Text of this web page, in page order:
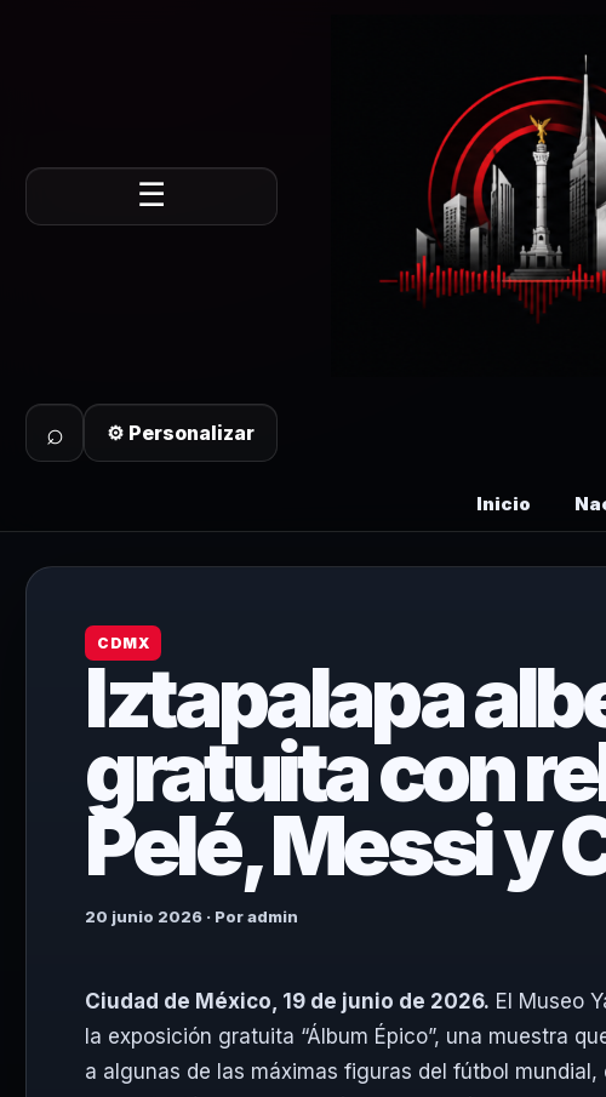
☰
⌕ ⚙ Personalizar
Inicio
CDMX
Iztapalapa
gratuita con
Pelé, Messi y
20 junio 2026 · Por admin
Ciudad de México, 19 de junio de 2026. El Museo
la exposición gratuita “Álbum Épico”, una muestra
a algunas de las máximas figuras del fútbol